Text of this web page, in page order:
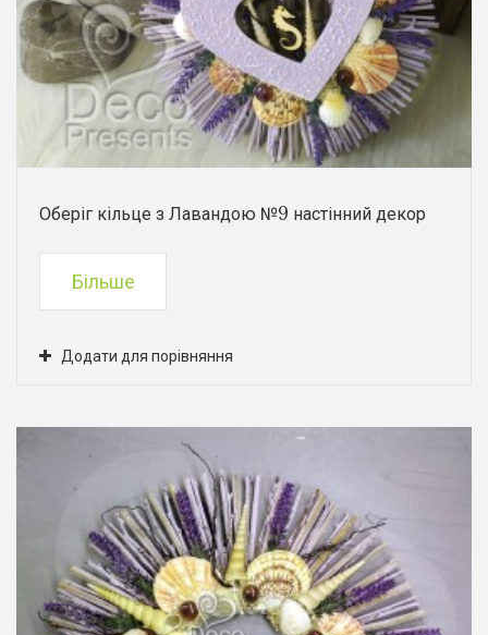
Оберіг кільце з Лавандою №9 настінний декор
Більше
Додати для порівняння